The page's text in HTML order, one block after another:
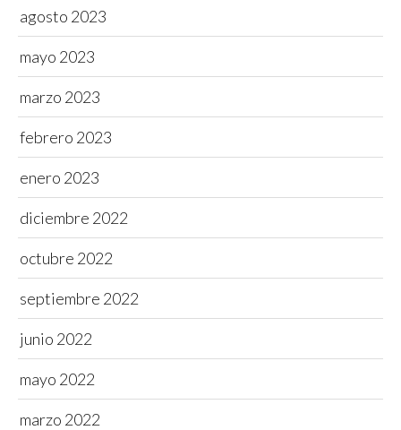
agosto 2023
mayo 2023
marzo 2023
febrero 2023
enero 2023
diciembre 2022
octubre 2022
septiembre 2022
junio 2022
mayo 2022
marzo 2022